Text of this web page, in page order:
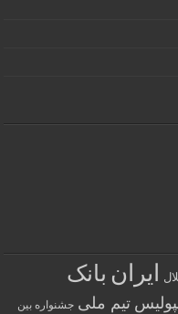
ایران بانک
تیم ملی جشنواره بین